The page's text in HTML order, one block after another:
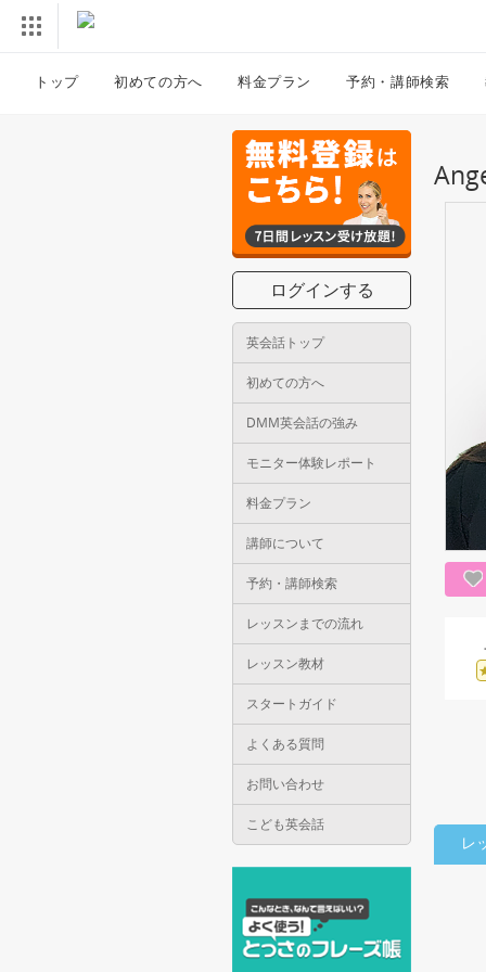
トップ 初めての方へ 料金プラン 予約・講師検索
ログインする
英会話トップ
初めての方へ
DMM英会話の強み
モニター体験レポート
料金プラン
講師について
予約・講師検索
レッスンまでの流れ
レッスン教材
スタートガイド
よくある質問
お問い合わせ
こども英会話
レ